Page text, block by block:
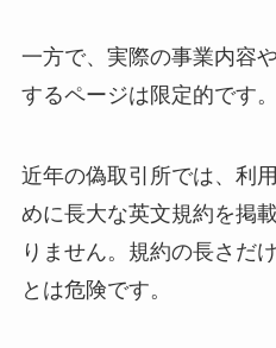
一方で、実際の事業内容
するページは限定的です。
近年の偽取引所では、利
めに長大な英文規約を掲
りません。規約の長さだ
とは危険です。